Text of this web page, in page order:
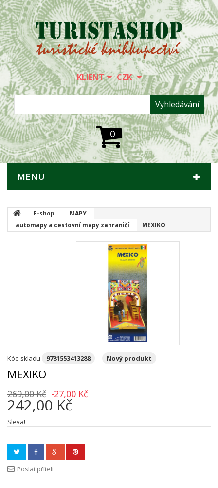
KLIENT CZK
Vyhledávání
0
MENU
E-shop
MAPY
automapy a cestovní mapy zahraničí
MEXIKO
Kód skladu 9781553413288 Nový produkt
MEXIKO
269,00 Kč -27,00 Kč
242,00 Kč
Sleva!
Poslat příteli